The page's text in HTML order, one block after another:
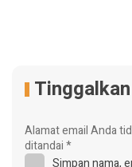
Alamat email Anda
ditandai*